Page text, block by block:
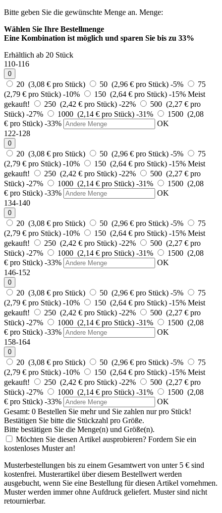
Bitte geben Sie die gewünschte Menge an. Menge:
Wählen Sie Ihre Bestellmenge
Eine Kombination ist möglich und sparen Sie bis zu 33%
Erhältlich ab 20 Stück
110-116
0
20 (3,08 € pro Stück) 50 (2,96 € pro Stück) -5%
75
(2,79 € pro Stück) -10% 150 (2,64 € pro Stück) -15% Meist
gekauft!
250 (2,42 € pro Stück) -22%
500 (2,27 € pro
Stück) -27% 1000 (2,14 € pro Stück) -31%
1500 (2,08
€ pro Stück) -33%
OK
122-128
0
20 (3,08 € pro Stück) 50 (2,96 € pro Stück) -5%
75
(2,79 € pro Stück) -10% 150 (2,64 € pro Stück) -15% Meist
gekauft!
250 (2,42 € pro Stück) -22%
500 (2,27 € pro
Stück) -27% 1000 (2,14 € pro Stück) -31%
1500 (2,08
€ pro Stück) -33%
OK
134-140
0
20 (3,08 € pro Stück) 50 (2,96 € pro Stück) -5%
75
(2,79 € pro Stück) -10% 150 (2,64 € pro Stück) -15% Meist
gekauft!
250 (2,42 € pro Stück) -22%
500 (2,27 € pro
Stück) -27% 1000 (2,14 € pro Stück) -31%
1500 (2,08
€ pro Stück) -33%
OK
146-152
0
20 (3,08 € pro Stück) 50 (2,96 € pro Stück) -5%
75
(2,79 € pro Stück) -10% 150 (2,64 € pro Stück) -15% Meist
gekauft!
250 (2,42 € pro Stück) -22%
500 (2,27 € pro
Stück) -27% 1000 (2,14 € pro Stück) -31%
1500 (2,08
€ pro Stück) -33%
OK
158-164
0
20 (3,08 € pro Stück) 50 (2,96 € pro Stück) -5%
75
(2,79 € pro Stück) -10% 150 (2,64 € pro Stück) -15% Meist
gekauft!
250 (2,42 € pro Stück) -22%
500 (2,27 € pro
Stück) -27% 1000 (2,14 € pro Stück) -31%
1500 (2,08
€ pro Stück) -33%
OK
Gesamt: 0 Bestellen Sie mehr und Sie zahlen nurpro Stück!
Bestätigen Sie bitte die Stückzahl pro Größe.
Bitte bestätigen Sie die Menge(n) und Größe(n).
Möchten Sie diesen Artikel ausprobieren? Fordern Sie ein
kostenloses Muster an!
Musterbestellungen bis zu einem Gesamtwert von unter 5 € sind
kostenfrei. Musterartikel über diesem Bestellwert werden
ausgebucht, wenn Sie eine Bestellung für diesen Artikel vornehmen.
Muster werden immer ohne Aufdruck geliefert. Muster sind nicht
retournierbar.